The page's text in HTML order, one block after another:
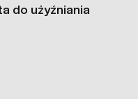
do użyźniania